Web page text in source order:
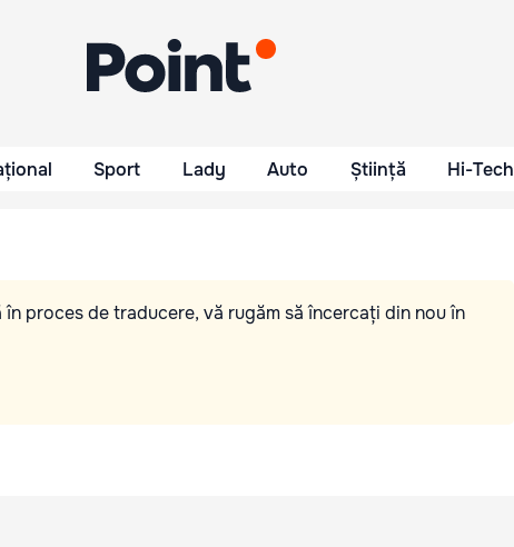
Sport Lady Auto Știință Hi-Tech
proces de traducere, vă rugăm să încercați din nou în